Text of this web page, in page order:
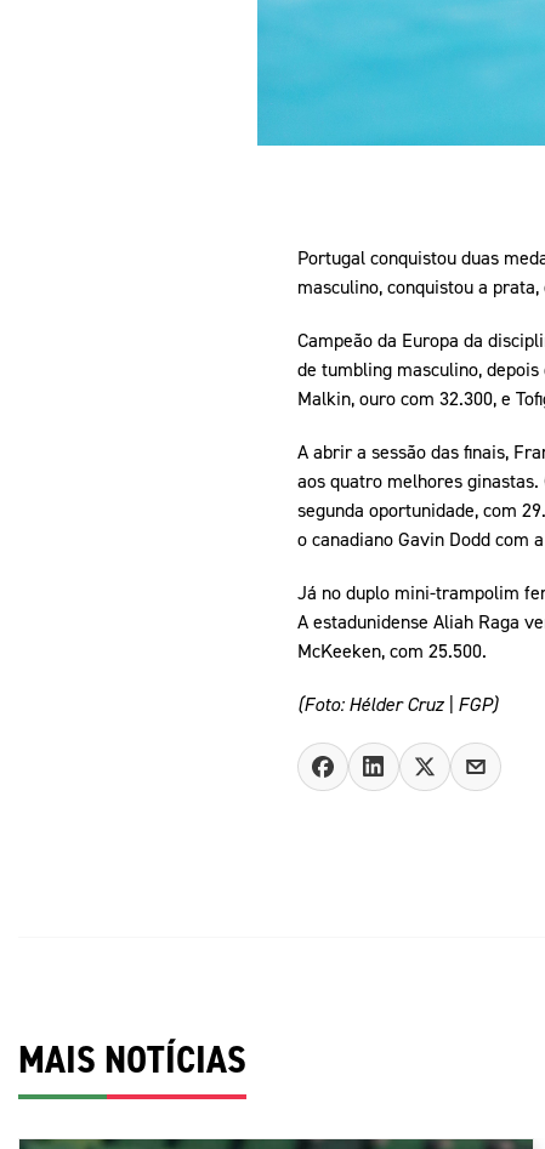
Portugal conquistou duas
masculino, conquistou a
Campeão da Europa da
de tumbling masculino,
Malkin, ouro com 32.300, e
A abrir a sessão das finais,
aos quatro melhores
segunda oportunidade, com
o canadiano Gavin Dodd com
Já no duplo mini-trampolim
A estadunidense Aliah Raga
McKeeken, com 25.500.
(Foto: Hélder Cruz | FGP)
MAIS NOTÍCIAS